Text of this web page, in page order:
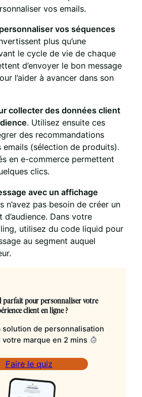
vos emails.
vos séquences
plus qu’une
le cycle de vie de chaque
d’envoyer le bon message
l’aider à avancer dans son
collecter des données client
. Utilisez ensuite ces
des recommandations
emails (sélection de produits).
en e-commerce permettent
clics.
avec un affichage
n’avez pas besoin de créer un
Dans votre
utilisez du code liquid pour
au segment auquel
parfait pour personnaliser votre
client en ligne ?
solution de personnalisation
votre marque en 2 mins
Faire le quiz